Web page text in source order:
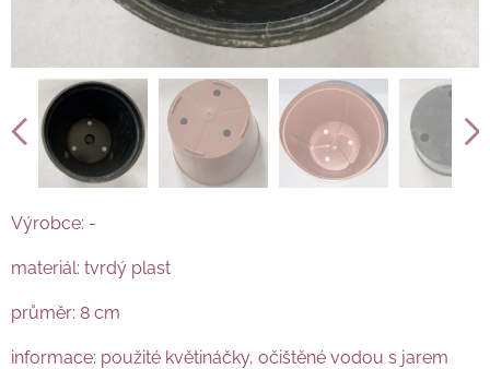
Výrobce: -
materiál: tvrdý plast
průměr: 8 cm
informace: použité květináčky, očištěné vodou s jarem